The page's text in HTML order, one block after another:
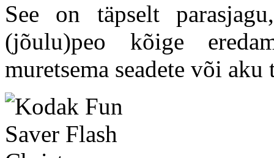
See on täpselt
(jõulu)peo kõige
muretsema seadete või aku